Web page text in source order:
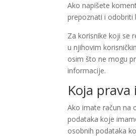
Ako napišete
prepoznati i odobriti
Za korisnike koji se
u njihovim
osim što ne mogu
informacije.
Koja
Ako imate račun na
podataka koje
osobnih podataka